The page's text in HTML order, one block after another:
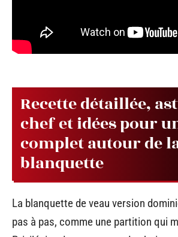
Recette détaillée,
chef et idées pour
complet autour de
blanquette
La blanquette de veau version
pas à pas, comme une partition qui